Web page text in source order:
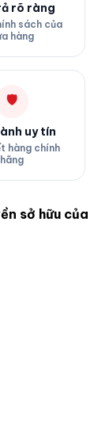
rõ ràng
sách của
hàng
🛡
uy tín
hàng chính
hãng
sở hữu của